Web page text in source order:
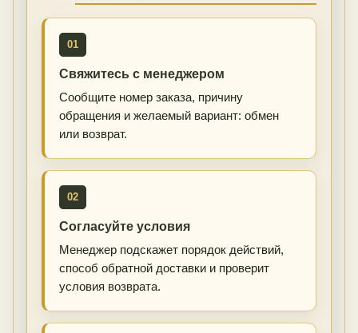
01
Свяжитесь с менеджером
Сообщите номер заказа, причину
обращения и желаемый вариант: обмен
или возврат.
02
Согласуйте условия
Менеджер подскажет порядок действий,
способ обратной доставки и проверит
условия возврата.